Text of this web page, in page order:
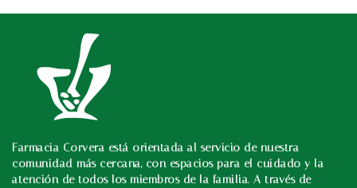
Farmacia Corvera está orientada al servicio de nuestra
comunidad más cercana, con espacios para el cuidado y la
atención de todos los miembros de la familia. A través de